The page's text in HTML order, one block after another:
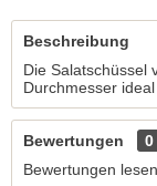
Beschreibung
Die Salatschüssel
Durchmesser ideal
Bewertungen
0
Bewertungen